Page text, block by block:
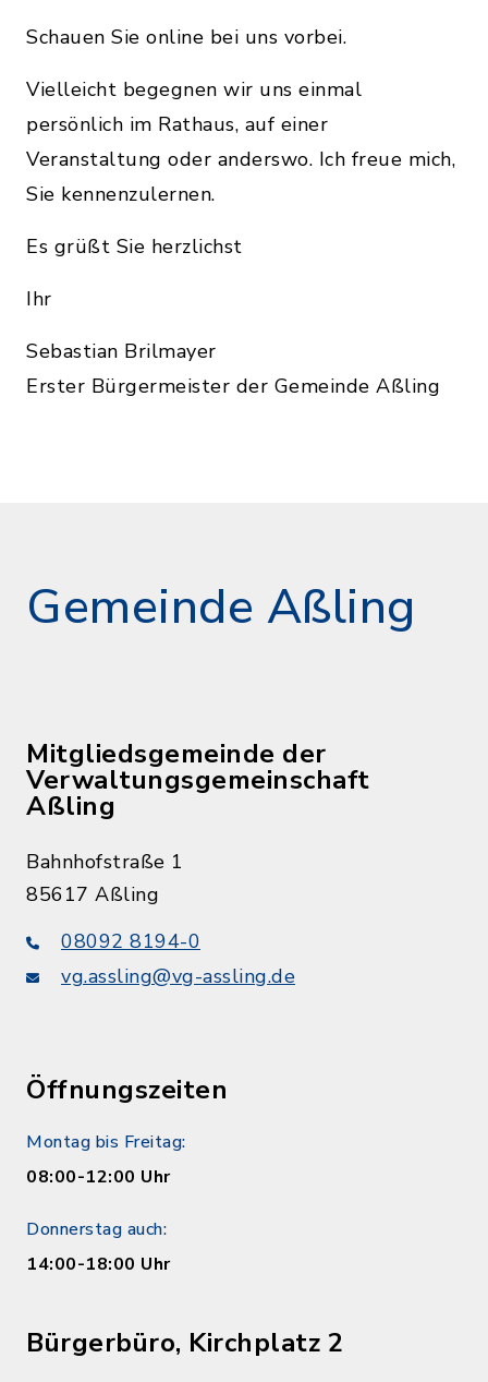
Schauen Sie online bei uns vorbei.
Vielleicht begegnen wir uns einmal
persönlich im Rathaus, auf einer
Veranstaltung oder anderswo. Ich freue mich,
Sie kennenzulernen.
Es grüßt Sie herzlichst
Ihr
Sebastian Brilmayer
Erster Bürgermeister der Gemeinde Aßling
Gemeinde Aßling
Mitgliedsgemeinde der
Verwaltungsgemeinschaft
Aßling
Bahnhofstraße 1
85617 Aßling
08092 8194-0
vg.assling@vg-assling.de
Öffnungszeiten
Montag bis Freitag:
08:00-12:00 Uhr
Donnerstag auch:
14:00-18:00 Uhr
Bürgerbüro, Kirchplatz 2